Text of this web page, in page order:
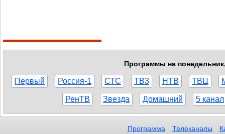
Программы на
Первый Россия-1 СТС ТВ3 НТВ ТВЦ
РенТВ Звезда Домашний 5 канал
Программа Телеканалы